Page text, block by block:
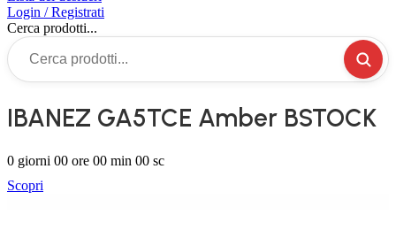
Login / Registrati
Cerca prodotti...
IBANEZ GA5TCE Amber BSTOCK
0 giorni 00 ore 00 min 00 sc
Scopri